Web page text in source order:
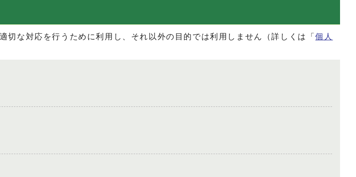
な対応を行うために利用し、それ以外の目的では利用しません（詳しくは「個人